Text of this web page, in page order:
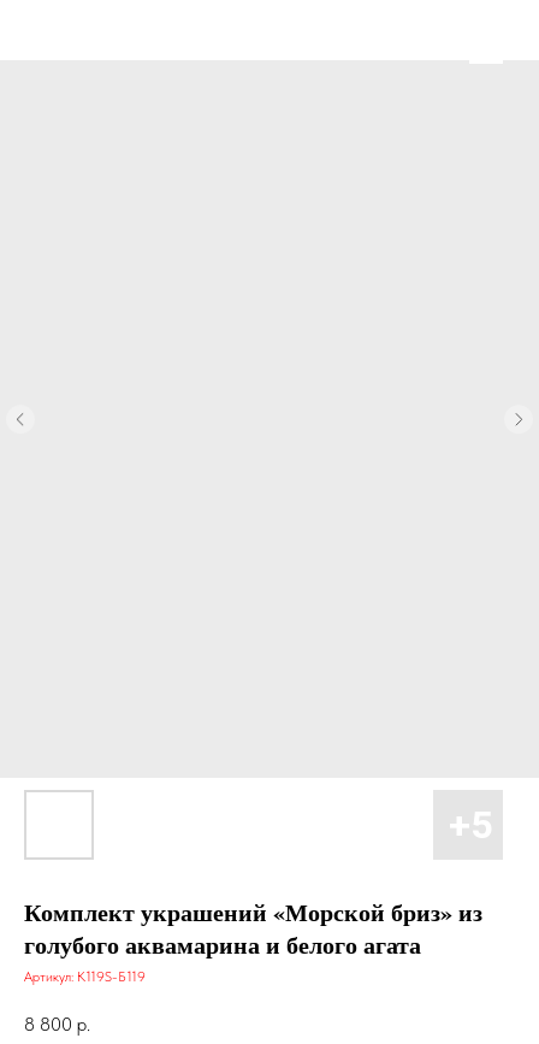
Комплект украшений «Морской бриз» из
голубого аквамарина и белого агата
Артикул: К119S-Б119
8 800 р.